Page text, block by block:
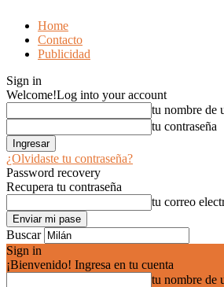
Home
Contacto
Publicidad
Sign in
Welcome!Log into your account
tu nombre de
tu contraseña
¿Olvidaste tu contraseña?
Password recovery
Recupera tu contraseña
tu correo
Buscar
Sign in
¡Bienvenido! Ingresa en tu cuenta
tu nombre de